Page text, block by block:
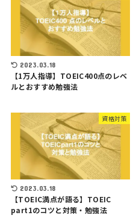
2023.03.18
【1万人指導】TOEIC400点のレベ
ルとおすすめ勉強法
資格対策
2023.03.18
【TOEIC満点が語る】TOEIC
part1のコツと対策・勉強法